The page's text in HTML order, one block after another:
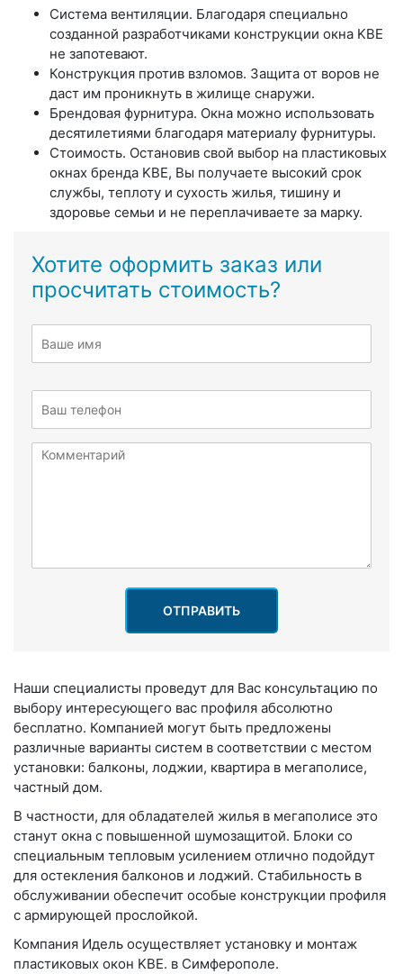
Система вентиляции. Благодаря специально
созданной разработчиками конструкции окна KBE
не запотевают.
Конструкция против взломов. Защита от воров не
даст им проникнуть в жилище снаружи.
Брендовая фурнитура. Окна можно использовать
десятилетиями благодаря материалу фурнитуры.
Стоимость. Остановив свой выбор на пластиковых
окнах бренда KBE, Вы получаете высокий срок
службы, теплоту и сухость жилья, тишину и
здоровье семьи и не переплачиваете за марку.
Хотите оформить заказ или
просчитать стоимость?
ОТПРАВИТЬ
Наши специалисты проведут для Вас консультацию по
выбору интересующего вас профиля абсолютно
бесплатно. Компанией могут быть предложены
различные варианты систем в соответствии с местом
установки: балконы, лоджии, квартира в мегаполисе,
частный дом.
В частности, для обладателей жилья в мегаполисе это
станут окна с повышенной шумозащитой. Блоки со
специальным тепловым усилением отлично подойдут
для остекления балконов и лоджий. Стабильность в
обслуживании обеспечит особые конструкции профиля
с армирующей прослойкой.
Компания Идель осуществляет установку и монтаж
пластиковых окон KBE. в Симферополе.